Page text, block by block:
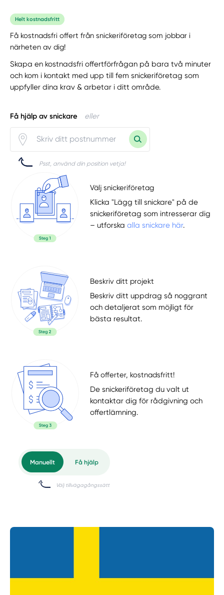
Helt kostnadsfritt
Få kostnadsfri offert från snickeriföretag som jobbar i
närheten av dig!
Skapa en kostnadsfri offertförfrågan på bara två minuter
och kom i kontakt med upp till fem snickeriföretag som
uppfyller dina krav & arbetar i ditt område.
Få hjälp av snickare eller
Psst, använd din position vetja!
Välj snickeriföretag
Klicka "Lägg till snickare" på de
snickeriföretag som intresserar dig
– utforskaalla snickare här.
Beskriv ditt projekt
Beskriv ditt uppdrag så noggrant
och detaljerat som möjligt för
bästa resultat.
Få offerter, kostnadsfritt!
De snickeriföretag du valt ut
kontaktar dig för rådgivning och
offertlämning.